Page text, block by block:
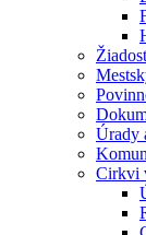
Úrady
Cirkvi